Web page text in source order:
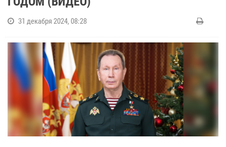
31 декабря 2024, 08:28